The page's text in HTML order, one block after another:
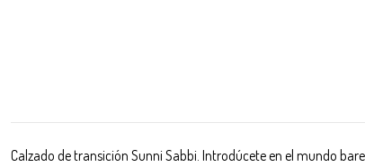
Calzado de transición Sunni Sabbi. Introdúcete en el mundo